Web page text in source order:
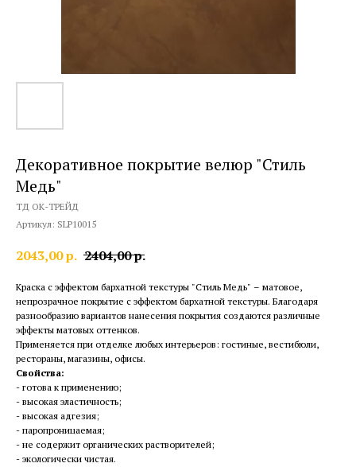
Декоративное покрытие велюр "Стиль
Медь"
ТД ОК-ТРЕЙД
Артикул: SLP10015
2043,00р. 2404,00р.
Краска с эффектом бархатной текстуры "Стиль Медь" – матовое,
непрозрачное покрытие с эффектом бархатной текстуры. Благодаря
разнообразию вариантов нанесения покрытия создаются различные
эффекты матовых оттенков.
Применяется при отделке любых интерьеров: гостиные, вестибюли,
рестораны, магазины, офисы.
Свойства:
- готова к применению;
- высокая эластичность;
- высокая адгезия;
- паропроницаемая;
- не содержит органических растворителей;
- экологически чистая.